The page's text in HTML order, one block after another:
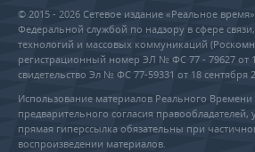
© 2015 - 2026 Сетевое издание «Реальное
Федеральной службой по надзору в сфере
технологий и массовых коммуникаций
регистрационный номер ЭЛ № ФС 77 - 79627 от
свидетельство Эл № ФС 77-59331 от 18 сентября
Использование материалов Реального
предварительного согласия правообладателей,
прямая гиперссылка обязательны при
воспроизведении материалов.